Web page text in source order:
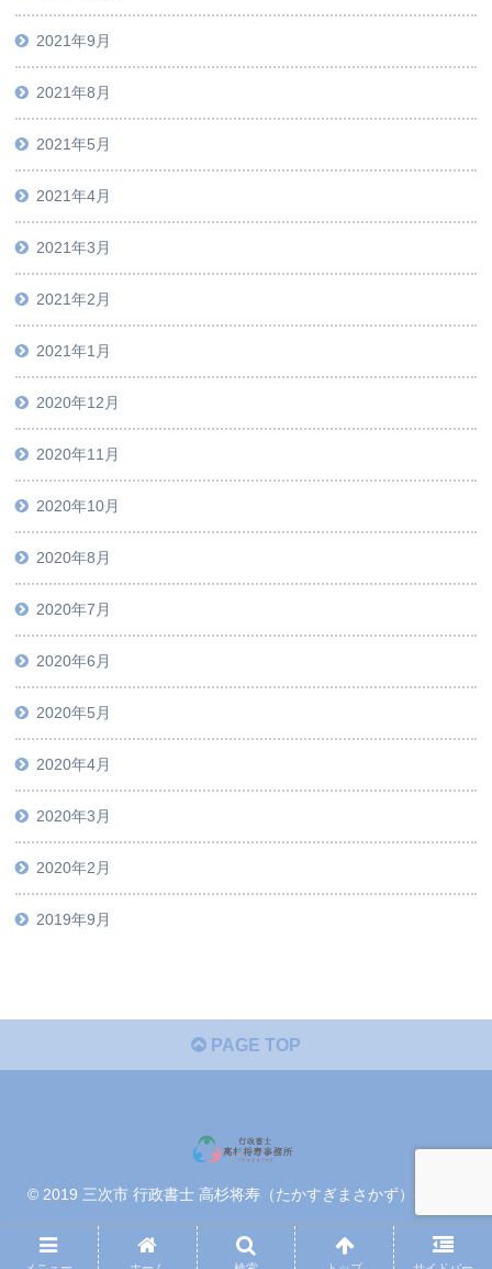
2021年9月
2021年8月
2021年5月
2021年4月
2021年3月
2021年2月
2021年1月
2020年12月
2020年11月
2020年10月
2020年8月
2020年7月
2020年6月
2020年5月
2020年4月
2020年3月
2020年2月
2019年9月
PAGE TOP
© 2019 三次市 行政書士 高杉将寿（たかすぎまさかず）事務所.